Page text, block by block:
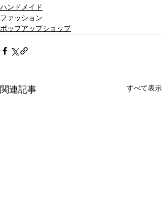
ハンドメイド
ファッション
ポップアップショップ
関連記事 すべて表示